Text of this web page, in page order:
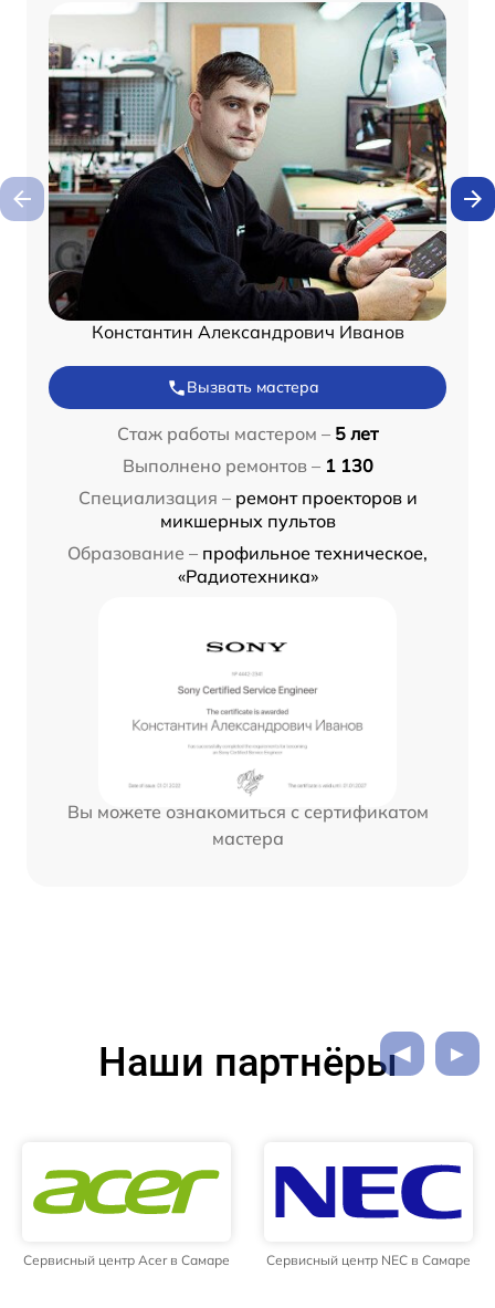
Константин Александрович Иванов
Вызвать мастера
Стаж работы мастером – 5 лет
Выполнено ремонтов – 1 130
Специализация – ремонт проекторов и
микшерных пультов
Образование – профильное техническое,
«Радиотехника»
Вы можете ознакомиться с сертификатом
мастера
Наши партнёры
Сервисный центр Acer в Самаре Сервисный центр NEC в Самаре